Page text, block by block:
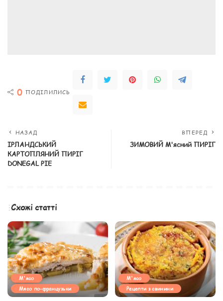
0 ПОДІЛИЛИСЬ
НАЗАД
ІРЛАНДСЬКИЙ
КАРТОПЛЯНИЙ ПИРІГ
DONEGAL PIE
ВПЕРЕД
ЗИМОВИЙ М'ясний ПИРІГ
Схожі статті
М'ясо
Мясо по-французьки
М'ясо
Рецепти з свинини